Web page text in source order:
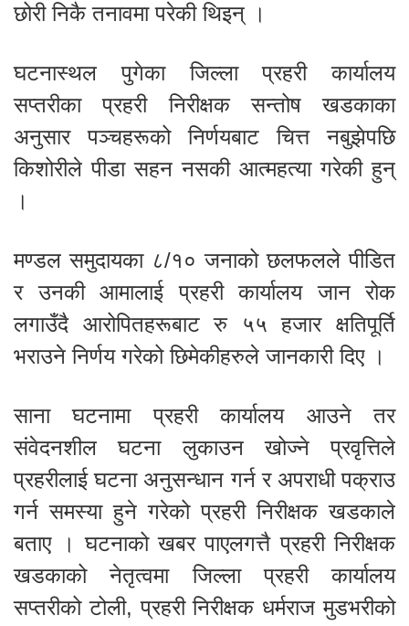
छोरी निकै तनावमा परेकी थिइन् ।
घटनास्थल पुगेका जिल्ला प्रहरी कार्यालय
सप्तरीका प्रहरी निरीक्षक सन्तोष खडकाका
अनुसार पञ्चहरूको निर्णयबाट चित्त नबुझेपछि
किशोरीले पीडा सहन नसकी आत्महत्या गरेकी हुन्
।
मण्डल समुदायका ८/१० जनाको छलफलले पीडित
र उनकी आमालाई प्रहरी कार्यालय जान रोक
लगाउँदै आरोपितहरूबाट रु ५५ हजार क्षतिपूर्ति
भराउने निर्णय गरेको छिमेकीहरुले जानकारी दिए ।
साना घटनामा प्रहरी कार्यालय आउने तर
संवेदनशील घटना लुकाउन खोज्ने प्रवृत्तिले
प्रहरीलाई घटना अनुसन्धान गर्न र अपराधी पक्राउ
गर्न समस्या हुने गरेको प्रहरी निरीक्षक खडकाले
बताए । घटनाको खबर पाएलगत्तै प्रहरी निरीक्षक
खडकाको नेतृत्वमा जिल्ला प्रहरी कार्यालय
सप्तरीको टोली, प्रहरी निरीक्षक धर्मराज मुडभरीको